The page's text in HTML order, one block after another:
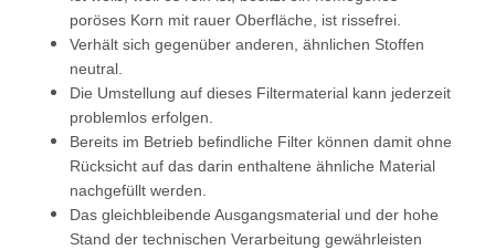
poröses Korn mit rauer Oberfläche, ist rissefrei.
Verhält sich gegenüber anderen, ähnlichen Stoffen
neutral.
Die Umstellung auf dieses Filtermaterial kann jederzeit
problemlos erfolgen.
Bereits im Betrieb befindliche Filter können damit ohne
Rücksicht auf das darin enthaltene ähnliche Material
nachgefüllt werden.
Das gleichbleibende Ausgangsmaterial und der hohe
Stand der technischen Verarbeitung gewährleisten